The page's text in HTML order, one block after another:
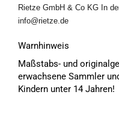
Rietze GmbH & Co KG In
info@rietze.de
Warnhinweis
Maßstabs- und
erwachsene Sammler
Kindern unter 14 Jahren!